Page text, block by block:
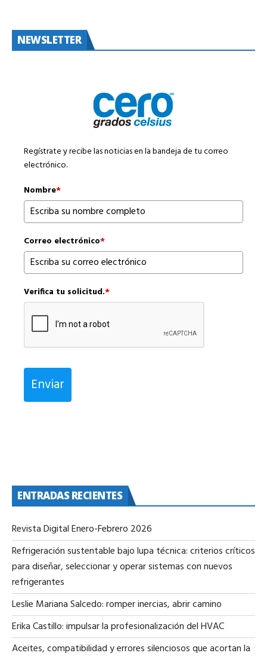
NEWSLETTER
Regístrate y recibe las noticias en la bandeja de tu correo
electrónico.
Nombre*
Correo electrónico*
Verifica tu solicitud.*
Enviar
ENTRADAS RECIENTES
Revista Digital Enero-Febrero 2026
Refrigeración sustentable bajo lupa técnica: criterios críticos
para diseñar, seleccionar y operar sistemas con nuevos
refrigerantes
Leslie Mariana Salcedo: romper inercias, abrir camino
Erika Castillo: impulsar la profesionalización del HVAC
Aceites, compatibilidad y errores silenciosos que acortan la